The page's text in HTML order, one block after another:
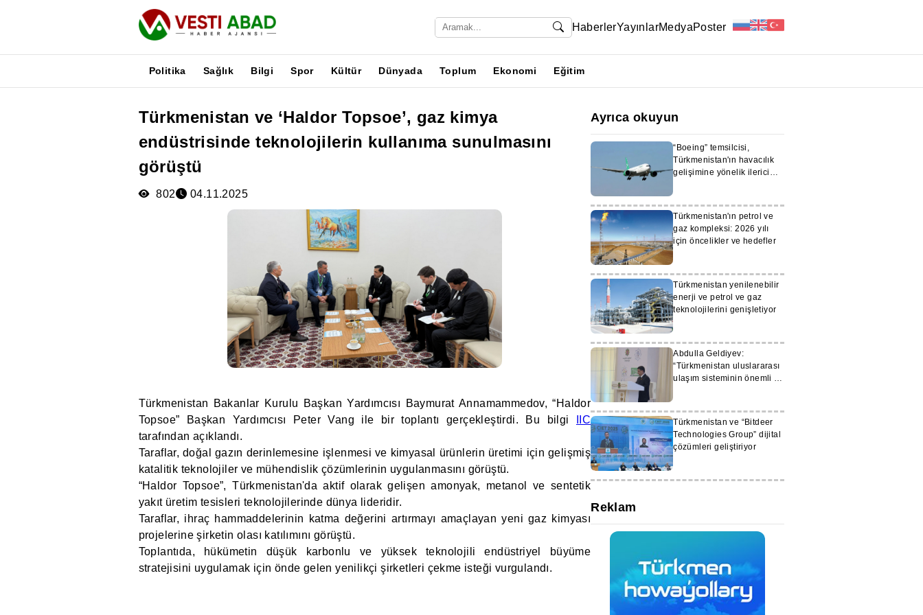
HaberlerYayınlarMedyaPoster
Politika Sağlık Bilgi Spor Kültür Dünyada Toplum Ekonomi Eğitim
Türkmenistan ve ‘Haldor Topsoe’, gaz kimya
endüstrisinde teknolojilerin kullanıma sunulmasını
görüştü
802 04.11.2025
Türkmenistan Bakanlar Kurulu Başkan Yardımcısı Baymurat Annamammedov, “Haldor
Topsoe” Başkan Yardımcısı Peter Vang ile bir toplantı gerçekleştirdi. Bu bilgi
IIC
tarafından açıklandı.
Taraflar, doğal gazın derinlemesine işlenmesi ve kimyasal ürünlerin üretimi için gelişmiş
katalitik teknolojiler ve mühendislik çözümlerinin uygulanmasını görüştü.
“Haldor Topsoe”, Türkmenistan'da aktif olarak gelişen amonyak, metanol ve sentetik
yakıt üretim tesisleri teknolojilerinde dünya lideridir.
Taraflar, ihraç hammaddelerinin katma değerini artırmayı amaçlayan yeni gaz kimyası
projelerine şirketin olası katılımını görüştü.
Toplantıda, hükümetin düşük karbonlu ve yüksek teknolojili endüstriyel büyüme
stratejisini uygulamak için önde gelen yenilikçi şirketleri çekme isteği vurgulandı.
Ayrıca okuyun
“Boeing” temsilcisi,
Türkmenistan'ın havacılık
gelişimine yönelik ilerici
Türkmenistan'ın petrol ve
gaz kompleksi: 2026 yılı
için öncelikler ve hedefler
Türkmenistan yenilenebilir
enerji ve petrol ve gaz
teknolojilerini genişletiyor
Abdulla Geldiyev:
“Türkmenistan uluslararası
ulaşım sisteminin önemli bir
Türkmenistan ve “Bitdeer
Technologies Group” dijital
çözümleri geliştiriyor
Reklam